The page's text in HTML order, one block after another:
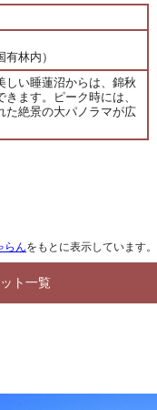
林内）
しい睡蓮沼からは、錦秋
ます。ピーク時には、
た絶景の大パノラマが広
らんをもとに表示しています。
ト一覧